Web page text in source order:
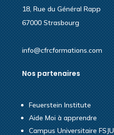
18, Rue du Général Rapp
67000 Strasbourg
info@cfrcformations.com
Nos partenaires
Feuerstein Institute
Aide Moi à apprendre
Campus Universitaire FSJU